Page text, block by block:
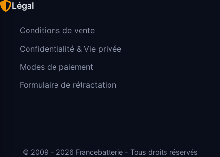
Légal
Conditions de vente
Confidentialité & Vie privée
Modes de paiement
Formulaire de rétractation
© 2009 - 2026 Francebatterie - Tous droits réservés